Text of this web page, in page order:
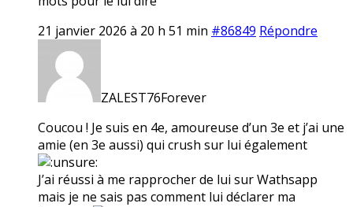
21 janvier 2026 à 20 h 51 min #86849 Répondre
ZALEST76Forever
Coucou ! Je suis en 4e, amoureuse d’un 3e et j’ai une
amie (en 3e aussi) qui crush sur lui également
J’ai réussi à me rapprocher de lui sur Wathsapp
mais je ne sais pas comment lui déclarer ma